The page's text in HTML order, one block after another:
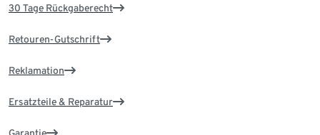
30 Tage Rückgaberecht
Retouren-Gutschrift
Reklamation
Ersatzteile & Reparatur